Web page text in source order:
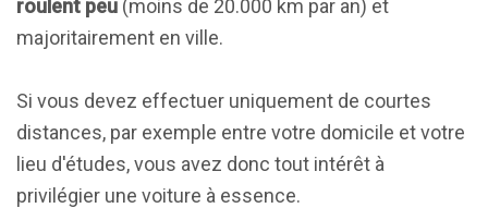
roulent peu (moins de 20.000 km par an) et
majoritairement en ville.
Si vous devez effectuer uniquement de courtes
distances, par exemple entre votre domicile et votre
lieu d'études, vous avez donc tout intérêt à
privilégier une voiture à essence.